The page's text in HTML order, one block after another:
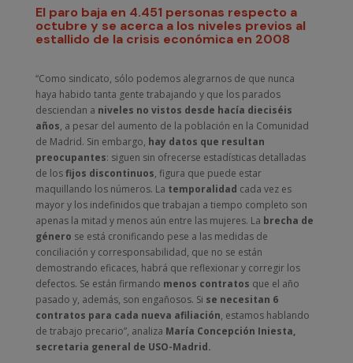
El paro baja en 4.451 personas respecto a
octubre y se acerca a los niveles previos al
estallido de la crisis económica en 2008
“Como sindicato, sólo podemos alegrarnos de que nunca
haya habido tanta gente trabajando y que los parados
desciendan a niveles no vistos desde hacía dieciséis
años, a pesar del aumento de la población en la Comunidad
de Madrid. Sin embargo, hay datos que resultan
preocupantes: siguen sin ofrecerse estadísticas detalladas
de losfijos discontinuos, figura que puede estar
maquillando los números. La temporalidad cada vez es
mayor y los indefinidos que trabajan a tiempo completo son
apenas la mitad y menos aún entre las mujeres. La brecha de
género se está cronificando pese a las medidas de
conciliación y corresponsabilidad, que no se están
demostrando eficaces, habrá que reflexionar y corregir los
defectos. Se están firmando menos contratos que el año
pasado y, además, son engañosos. Si se necesitan 6
contratos para cada nueva afiliación, estamos hablando
de trabajo precario”, analiza María Concepción Iniesta,
secretaria general de USO-Madrid.